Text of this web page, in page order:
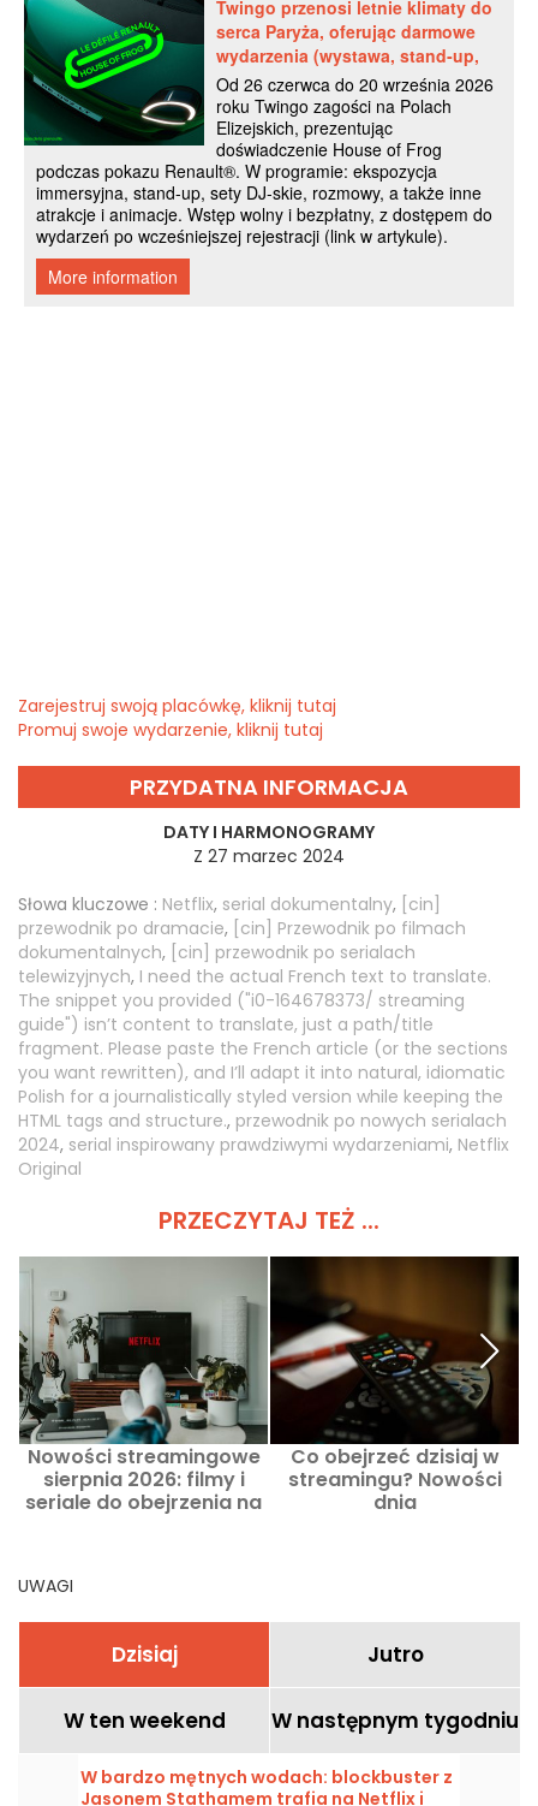
Zarejestruj swoją placówkę, kliknij tutaj
Promuj swoje wydarzenie, kliknij tutaj
PRZYDATNA INFORMACJA
DATY I HARMONOGRAMY
Z 27 marzec 2024
Słowa kluczowe : Netflix, serial dokumentalny, [cin]
przewodnik po dramacie, [cin] Przewodnik po filmach
dokumentalnych, [cin] przewodnik po serialach
telewizyjnych, I need the actual French text to translate.
The snippet you provided ("i0-164678373/ streaming
guide") isn’t content to translate, just a path/title
fragment. Please paste the French article (or the sections
you want rewritten), and I’ll adapt it into natural, idiomatic
Polish for a journalistically styled version while keeping the
HTML tags and structure., przewodnik po nowych serialach
2024, serial inspirowany prawdziwymi wydarzeniami, Netflix
Original
PRZECZYTAJ TEŻ ...
Nowości streamingowe
sierpnia 2026: filmy i
seriale do obejrzenia na
Co obejrzeć dzisiaj w
streamingu? Nowości
dnia
UWAGI
Dzisiaj Jutro
W ten weekend W następnym tygodniu
W bardzo mętnych wodach: blockbuster z
Jasonem Stathamem trafia na Netflix i